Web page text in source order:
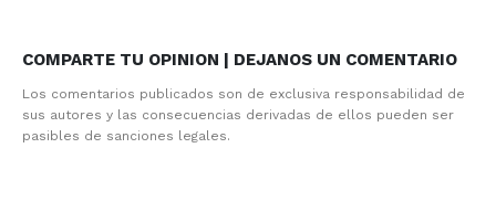
COMPARTE TU OPINION | DEJANOS UN COMENTARIO
Los comentarios publicados son de exclusiva responsabilidad de
sus autores y las consecuencias derivadas de ellos pueden ser
pasibles de sanciones legales.